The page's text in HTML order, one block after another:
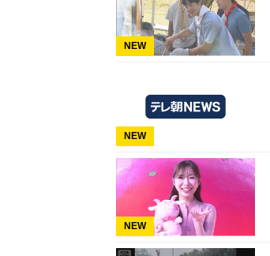
NEW
NEW
NEW